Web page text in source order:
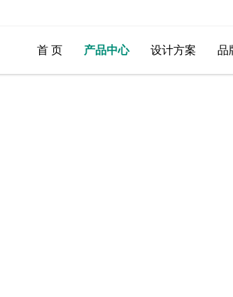
首 页 产品中心 设计方案 品